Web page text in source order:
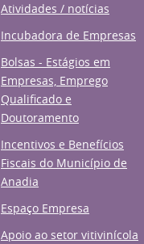
Atividades / notícias
Incubadora de Empresas
Bolsas - Estágios em
Empresas, Emprego
Qualificado e
Doutoramento
Incentivos e Benefícios
Fiscais do Município de
Anadia
Espaço Empresa
Apoio ao setor vitivinícola